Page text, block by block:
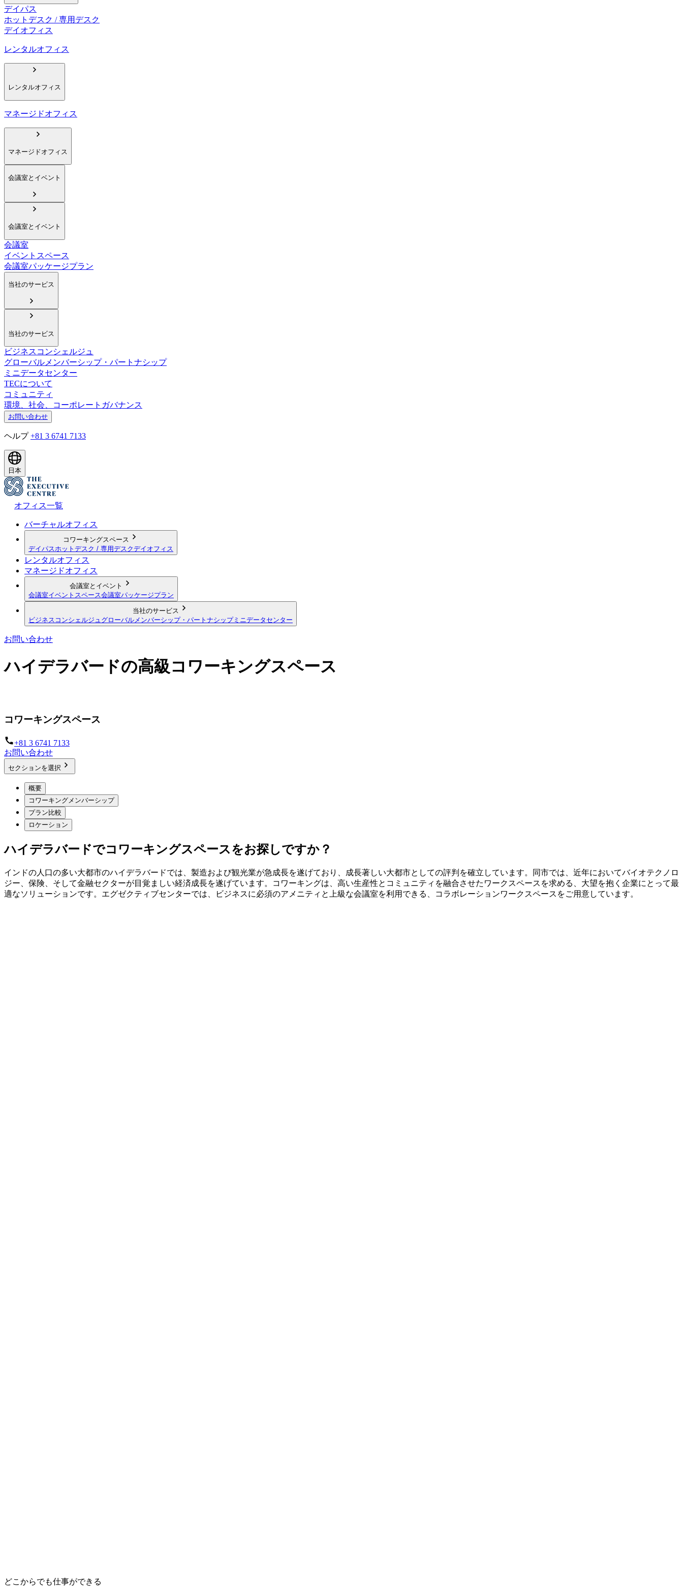
デイパス
ホットデスク / 専用デスク
デイオフィス
レンタルオフィス
レンタルオフィス
マネージドオフィス
マネージドオフィス
会議室とイベント
会議室とイベント
会議室
イベントスペース
会議室パッケージプラン
当社のサービス
当社のサービス
ビジネスコンシェルジュ
グローバルメンバーシップ・パートナシップ
ミニデータセンター
TECについて
コミュニティ
環境、社会、コーポレートガバナンス
お問い合わせ
ヘルプ +81 3 6741 7133
日本
オフィス一覧
バーチャルオフィス
コワーキングスペース
デイパス ホットデスク / 専用デスクデイオフィス
レンタルオフィス
マネージドオフィス
会議室とイベント
会議室イベントスペース会議室パッケージプラン
当社のサービス
ビジネスコンシェルジュ グローバルメンバーシップ・パートナシップミニデータセンター
お問い合わせ
ハイデラバードの高級コワーキングスペース
コワーキングスペース
+81 3 6741 7133
お問い合わせ
セクションを選択
概要
コワーキングメンバーシップ
プラン比較
ロケーション
ハイデラバードでコワーキングスペースをお探しですか？
インドの人口の多い大都市のハイデラバードでは、製造および観光業が急成長を遂げており、成長著しい大都市としての評判を確立しています。同市では、近年においてバイオテクノロ
ジー、保険、そして金融セクターが目覚ましい経済成長を遂げています。コワーキングは、高い生産性とコミュニティを融合させたワークスペースを求める、大望を抱く企業にとって最
適なソリューションです。エグゼクティブセンターでは、ビジネスに必須のアメニティと上級な会議室を利用できる、コラボレーションワークスペースをご用意しています。
どこからでも仕事ができる